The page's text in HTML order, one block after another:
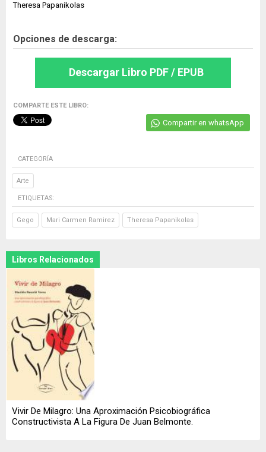
Theresa Papanikolas
Opciones de descarga:
Descargar Libro PDF / EPUB
COMPARTE ESTE LIBRO:
Compartir en whatsApp
CATEGORÍA
Arte
ETIQUETAS:
Gego Mari Carmen Ramirez Theresa Papanikolas
Libros Relacionados
Vivir De Milagro: Una Aproximación Psicobiográfica
Constructivista A La Figura De Juan Belmonte.